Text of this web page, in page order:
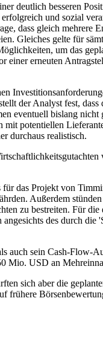
deutlich besseren
und sozial
dass gleich mehrere
Gleiches gelte für
um das
erneuten
der Analyst fest,
eventuell bislang
potentiellen
durchaus realistisch.
das Projekt von
Außerdem
zu bestreiten. Für
des durch
auch sein Cash-Flow-
Mio. USD an
sich aber die
frühere